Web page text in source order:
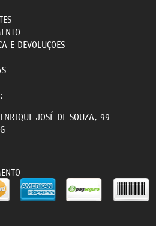
E DEVOLUÇÕES
JOSÉ DE SOUZA, 99